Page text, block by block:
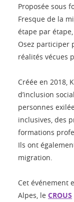
Proposée sous
Fresque de la
étape par
Osez participer
réalités vécues
Créée en 2018,
d’inclusion
personnes
inclusives, des
formations
Ils ont
migration.
Cet événement
Alpes, le CROUS